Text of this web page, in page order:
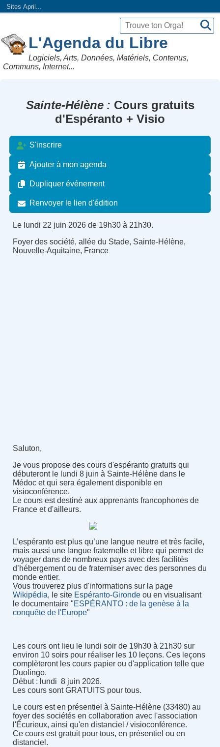
Sites April...
L'Agenda du Libre
Logiciels, Arts, Données, Matériels, Contenus,
Communs, Internet...
Sainte-Hélène
Cours gratuits
d'Espéranto + Visio
S'inscrire
Ajouter à mon agenda
Dupliquer événement
Renvoyer le lien d'édition
Le lundi 22 juin 2026 de 19h30 à 21h30.
Foyer des société, allée du Stade, Sainte-Hélène,
Nouvelle-Aquitaine, France
Saluton,
Je vous propose des cours d'espéranto gratuits qui
débuteront le lundi 8 juin à Sainte-Hélène dans le
Médoc et qui sera également disponible en
visioconférence.
Le cours est destiné aux apprenants francophones de
France et d'ailleurs.
L’espéranto est plus qu’une langue neutre et très facile,
mais aussi une langue fraternelle et libre qui permet de
voyager dans de nombreux pays avec des facilités
d’hébergement ou de fraterniser avec des personnes du
monde entier.
Vous trouverez plus d'informations sur la page
Wikipédia, le site Espéranto-Girondeou en visualisant
le documentaire "ESPÉRANTO : de la genèse à la
conquête de l'Europe"
Les cours ont lieu le lundi soir de 19h30 à 21h30 sur
environ 10 soirs pour réaliser les 10 leçons. Ces leçons
complèteront les cours papier ou d'application telle que
Duolingo.
Début : lundi 8 juin 2026.
Les cours sont GRATUITS pour tous.
Le cours est en présentiel à Sainte-Hélène (33480) au
foyer des sociétés en collaboration avec l'association
l'Écurieux, ainsi qu'en distanciel / visioconférence.
Ce cours est gratuit pour tous, en présentiel ou en
distanciel.